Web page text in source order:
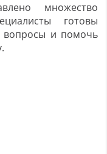
множество
готовы
вопросы и помочь